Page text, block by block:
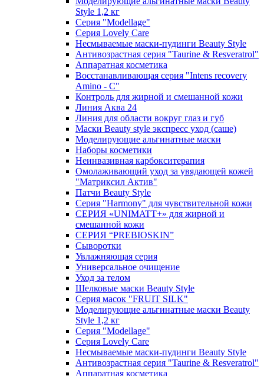
Style 1,2 кг
Серия "Modellage"
Cерия Lovely Care
Несмываемые маски-пудинги Beauty Style
Антивозрастная серия "Taurine & Resveratrol"
Аппаратная косметика
Восстанавливающая серия "Intens recovery
Amino - C"
Контроль для жирной и смешанной кожи
Линия Аква 24
Линия для области вокруг глаз и губ
Маски Beauty style экспресс уход (саше)
Моделирующие альгинатные маски
Наборы косметики
Неинвазивная карбокситерапия
Омолаживающий уход за увядающей кожей
"Матриксил Актив"
Патчи Beauty Style
Серия "Harmony" для чувствительной кожи
СЕРИЯ «UNIMATT+» для жирной и
смешанной кожи
СЕРИЯ “PREBIOSKIN”
Сыворотки
Увлажняющая серия
Универсальное очищение
Уход за телом
Шелковые маски Beauty Style
Серия масок "FRUIT SILK"
Моделирующие альгинатные маски Beauty
Style 1,2 кг
Серия "Modellage"
Cерия Lovely Care
Несмываемые маски-пудинги Beauty Style
Антивозрастная серия "Taurine & Resveratrol"
Аппаратная косметика